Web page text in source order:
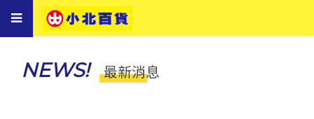
Toggle
navigation
NEWS! 最新消息